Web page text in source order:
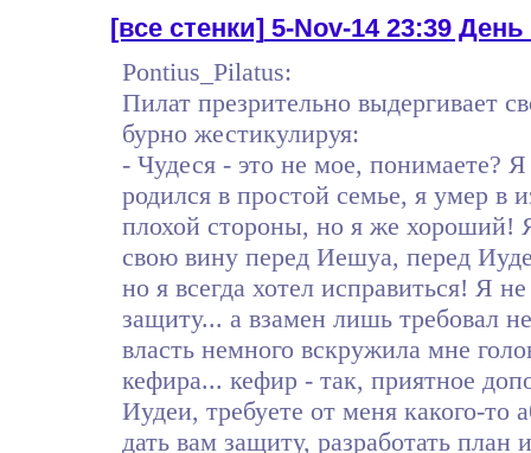
[все стенки]5-Nov-14 23:39 День
Pontius_Pilatus:
Пилат презрительно выдергивает
бурно жестикулируя:
- Чудеся - это не мое, понимаете?
родился в простой семье, я умер в
плохой стороны, но я же хороший!
свою вину перед Иешуа, перед
но я всегда хотел исправиться! Я
защиту... а взамен лишь требовал
власть немного вскружила мне
кефира... кефир - так, приятное
Иудеи, требуете от меня какого-то
дать вам защиту, разработать